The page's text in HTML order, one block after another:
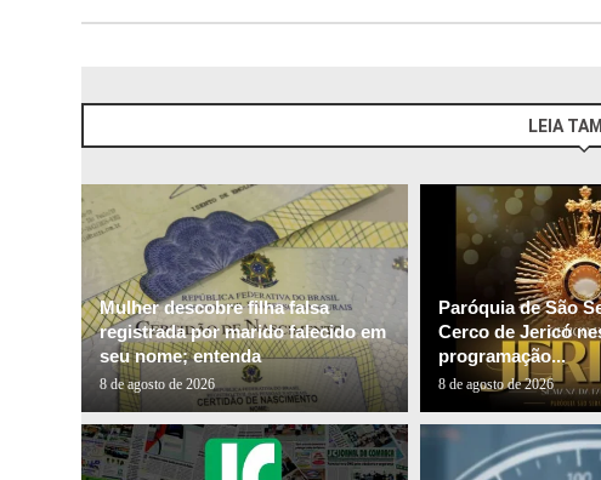
LEIA
Mulher descobre filha falsa
registrada por marido falecido em
seu nome; entenda
8 de agosto de 2026
Paróquia de São
Cerco de Jericó
programação...
8 de agosto de 2026